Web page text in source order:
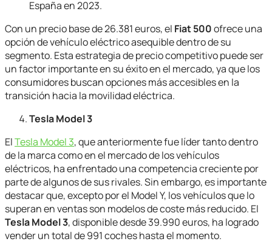
Con un precio base de 26.381 euros, el Fiat 500ofrece una
opción de vehículo eléctrico asequible dentro de su
segmento. Esta estrategia de precio competitivo puede ser
un factor importante en su éxito en el mercado, ya que los
consumidores buscan opciones más accesibles en la
transición hacia la movilidad eléctrica.
Tesla Model 3
ElTesla Model 3, que anteriormente fue líder tanto dentro
de la marca como en el mercado de los vehículos
eléctricos, ha enfrentado una competencia creciente por
parte de algunos de sus rivales. Sin embargo, es importante
destacar que, excepto por el Model Y, los vehículos que lo
superan en ventas son modelos de coste más reducido. El
Tesla Model 3, disponible desde 39.990 euros, ha logrado
vender un total de 991 coches hasta el momento.